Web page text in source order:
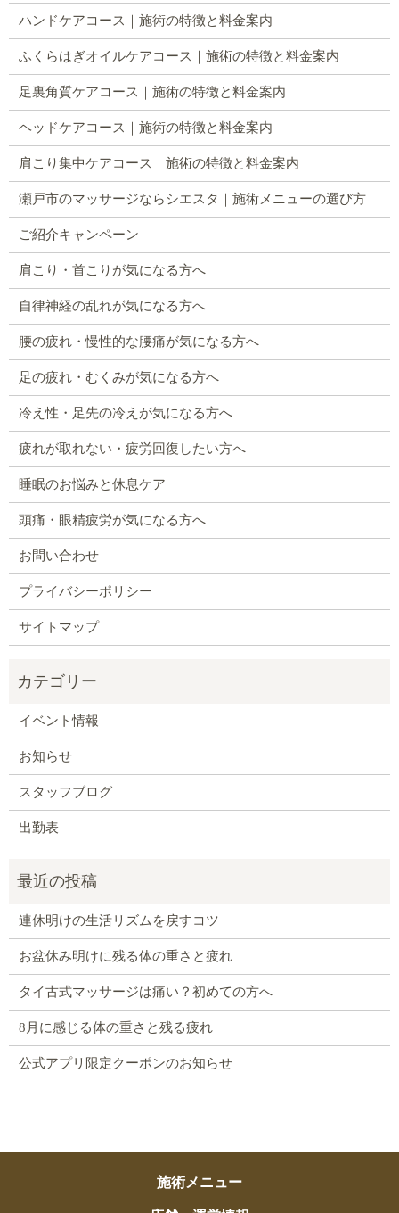
ハンドケアコース｜施術の特徴と料金案内
ふくらはぎオイルケアコース｜施術の特徴と料金案内
足裏角質ケアコース｜施術の特徴と料金案内
ヘッドケアコース｜施術の特徴と料金案内
肩こり集中ケアコース｜施術の特徴と料金案内
瀬戸市のマッサージならシエスタ｜施術メニューの選び方
ご紹介キャンペーン
肩こり・首こりが気になる方へ
自律神経の乱れが気になる方へ
腰の疲れ・慢性的な腰痛が気になる方へ
足の疲れ・むくみが気になる方へ
冷え性・足先の冷えが気になる方へ
疲れが取れない・疲労回復したい方へ
睡眠のお悩みと休息ケア
頭痛・眼精疲労が気になる方へ
お問い合わせ
プライバシーポリシー
サイトマップ
イベント情報
お知らせ
スタッフブログ
出勤表
連休明けの生活リズムを戻すコツ
お盆休み明けに残る体の重さと疲れ
タイ古式マッサージは痛い？初めての方へ
8月に感じる体の重さと残る疲れ
公式アプリ限定クーポンのお知らせ
施術メニュー